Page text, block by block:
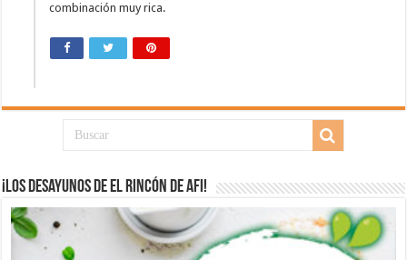
combinación muy rica.
¡Los desayunos de El Rincón de Afi!